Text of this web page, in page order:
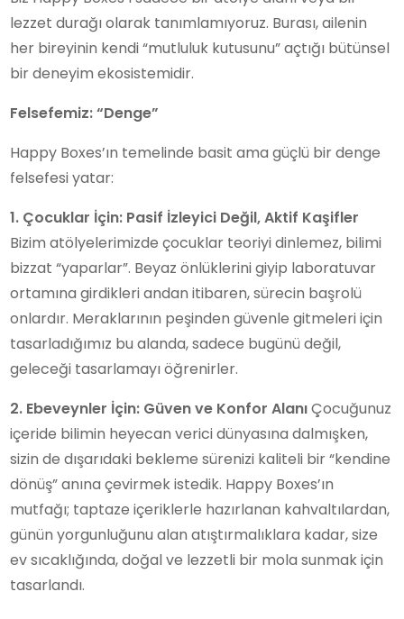
lezzet durağı olarak tanımlamıyoruz. Burası, ailenin
her bireyinin kendi “mutluluk kutusunu” açtığı bütünsel
bir deneyim ekosistemidir.
Felsefemiz: “Denge”
Happy Boxes’ın temelinde basit ama güçlü bir denge
felsefesi yatar:
1. Çocuklar İçin: Pasif İzleyici Değil, Aktif Kaşifler
Bizim atölyelerimizde çocuklar teoriyi dinlemez, bilimi
bizzat “yaparlar”. Beyaz önlüklerini giyip laboratuvar
ortamına girdikleri andan itibaren, sürecin başrolü
onlardır. Meraklarının peşinden güvenle gitmeleri için
tasarladığımız bu alanda, sadece bugünü değil,
geleceği tasarlamayı öğrenirler.
2. Ebeveynler İçin: Güven ve Konfor AlanıÇocuğunuz
içeride bilimin heyecan verici dünyasına dalmışken,
sizin de dışarıdaki bekleme sürenizi kaliteli bir “kendine
dönüş” anına çevirmek istedik. Happy Boxes’ın
mutfağı; taptaze içeriklerle hazırlanan kahvaltılardan,
günün yorgunluğunu alan atıştırmalıklara kadar, size
ev sıcaklığında, doğal ve lezzetli bir mola sunmak için
tasarlandı.